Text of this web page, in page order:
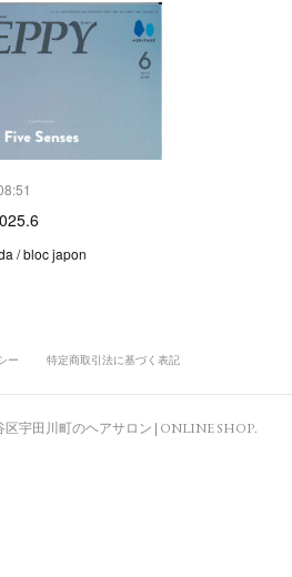
/ bloc japon
ー 特定商取引法に基づく表記
区宇田川町のヘアサロン | ONLINE SHOP.